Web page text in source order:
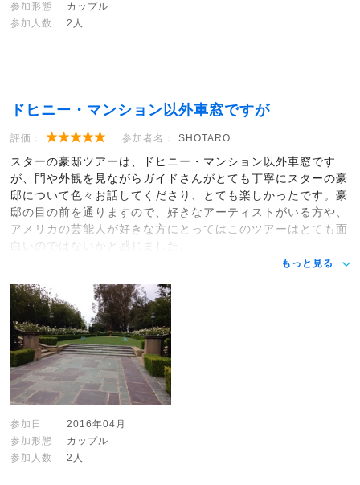
参加形態
カップル
参加人数
2人
ドヒニー・マンション以外車窓ですが
評価： 参加者名： SHOTARO
スターの豪邸ツアーは、ドヒニー・マンション以外車窓です
が、門や外観を見ながらガイドさんがとても丁寧にスターの豪
邸について色々お話してくださり、とても楽しかったです。豪
邸の目の前を通りますので、好きなアーティストがいる方や、
アメリカの芸能人が好きな方にとってはこのツアーはとても面
白いのではないかと感じました。
もっと見る
参加日
2016年04月
参加形態
カップル
参加人数
2人